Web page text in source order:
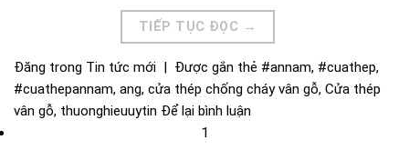
TIẾP TỤC ĐỌC →
Đăng trong Tin tức mới Được gắn thẻ #annam, #cuathep,
#cuathepannam, ang, cửa thép chống cháy vân gỗ, Cửa thép
vân gỗ, thuonghieuuytin Để lại bình luận
1